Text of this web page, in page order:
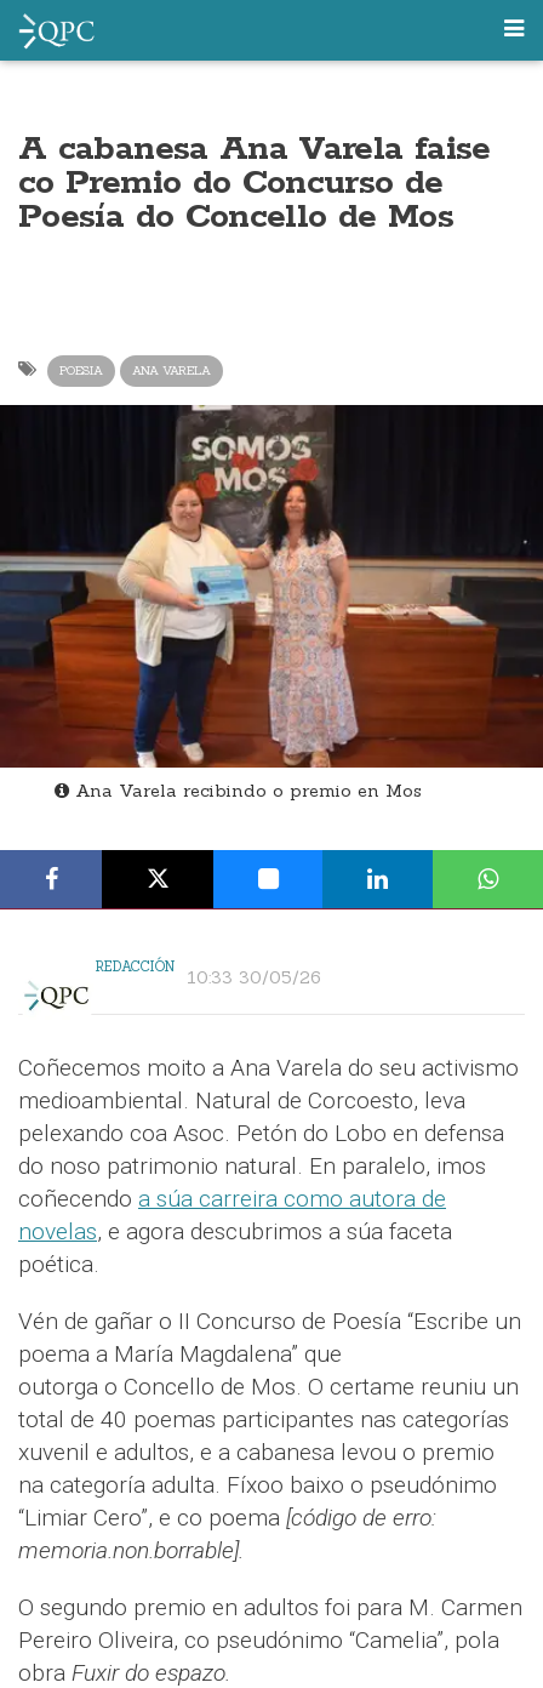
A cabanesa Ana Varela faise
co Premio do Concurso de
Poesía do Concello de Mos
POESIA ANA VARELA
Ana Varela recibindo o premio en Mos
REDACCIÓN 10:33 30/05/26
Coñecemos moito a Ana Varela do seu activismo
medioambiental. Natural de Corcoesto, leva
pelexando coa Asoc. Petón do Lobo en defensa
do noso patrimonio natural. En paralelo, imos
coñecendo a súa carreira como autora de
novelas, e agora descubrimos a súa faceta
poética.
Vén de gañar o II Concurso de Poesía “Escribe un
poema a María Magdalena” que
outorga o Concello de Mos. O certame reuniu un
total de 40 poemas participantes nas categorías
xuvenil e adultos, e a cabanesa levou o premio
na categoría adulta. Fíxoo baixo o pseudónimo
“Limiar Cero”, e co poema [código de erro:
memoria.non.borrable].
O segundo premio en adultos foi para M. Carmen
Pereiro Oliveira, co pseudónimo “Camelia”, pola
obra Fuxir do espazo.